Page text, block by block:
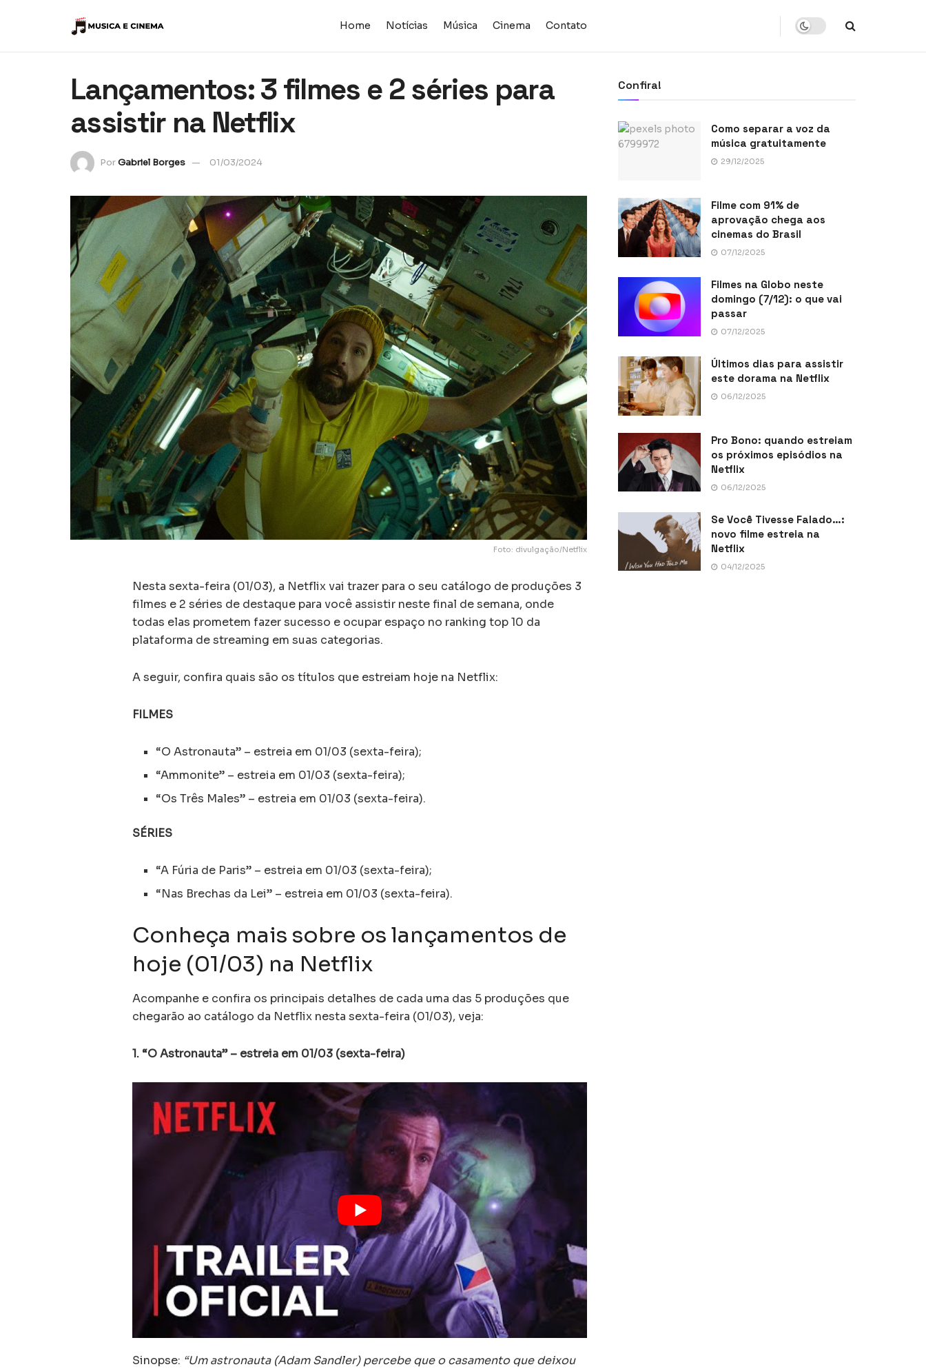
Home Notícias Música Cinema Contato
Lançamentos: 3 filmes e 2 séries para
assistir na Netflix
PorGabriel Borges 01/03/2024
Foto: divulgação/Netflix
Nesta sexta-feira (01/03), a Netflix vai trazer para o seu catálogo de produções 3
filmes e 2 séries de destaque para você assistir neste final de semana, onde
todas elas prometem fazer sucesso e ocupar espaço no ranking top 10 da
plataforma de streaming em suas categorias.
A seguir, confira quais são os títulos que estreiam hoje na Netflix:
FILMES
“O Astronauta” – estreia em 01/03 (sexta-feira);
“Ammonite” – estreia em 01/03 (sexta-feira);
“Os Três Males” – estreia em 01/03 (sexta-feira).
SÉRIES
“A Fúria de Paris” – estreia em 01/03 (sexta-feira);
“Nas Brechas da Lei” – estreia em 01/03 (sexta-feira).
Conheça mais sobre os lançamentos de
hoje (01/03) na Netflix
Acompanhe e confira os principais detalhes de cada uma das 5 produções que
chegarão ao catálogo da Netflix nesta sexta-feira (01/03), veja:
1. “O Astronauta” – estreia em 01/03 (sexta-feira)
Sinopse: “Um astronauta (Adam Sandler) percebe que o casamento que deixou
Confira!
Como separar a voz da
música gratuitamente
29/12/2025
Filme com 91% de
aprovação chega aos
cinemas do Brasil
07/12/2025
Filmes na Globo neste
domingo (7/12): o que vai
passar
07/12/2025
Últimos dias para assistir
este dorama na Netflix
06/12/2025
Pro Bono: quando estreiam
os próximos episódios na
Netflix
06/12/2025
Se Você Tivesse Falado…:
novo filme estreia na
Netflix
04/12/2025